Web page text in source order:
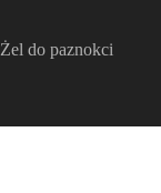
Żel do paznokci